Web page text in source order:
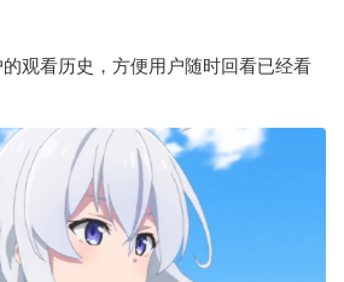
观看历史，方便用户随时回看已经看